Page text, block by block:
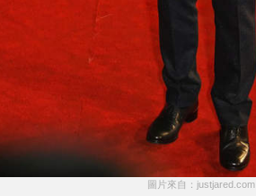
圖片來自：justjared.com